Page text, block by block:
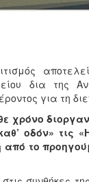
δια της
για τη
χρόνο
οδόν»
το